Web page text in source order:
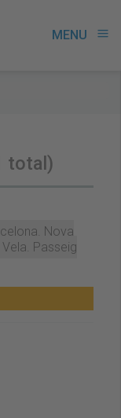
MENU menu
total)
Nova
Passeig